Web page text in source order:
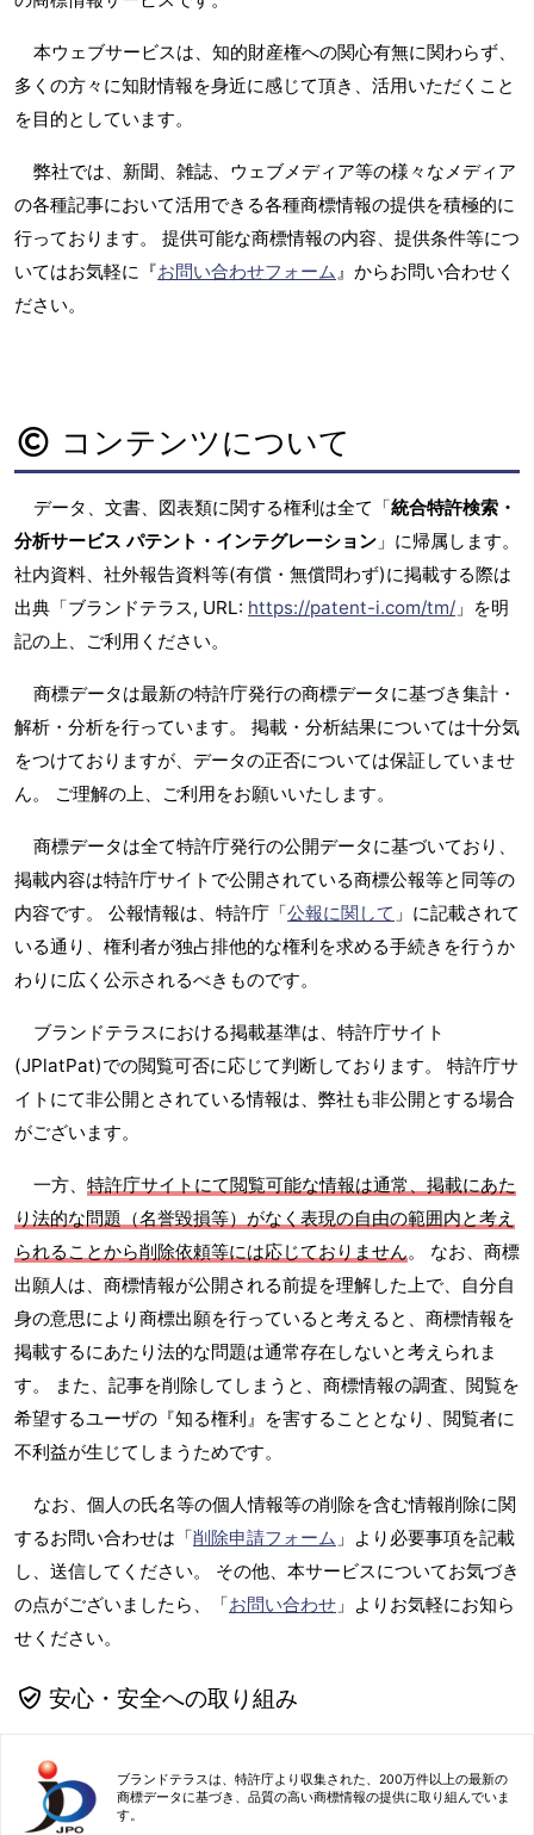
本ウェブサービスは、知的財産権への関心有無に関わらず、
多くの方々に知財情報を身近に感じて頂き、活用いただくこと
を目的としています。
弊社では、新聞、雑誌、ウェブメディア等の様々なメディア
の各種記事において活用できる各種商標情報の提供を積極的に
行っております。 提供可能な商標情報の内容、提供条件等につ
いてはお気軽に『お問い合わせフォーム』からお問い合わせく
ださい。
コンテンツについて
データ、文書、図表類に関する権利は全て「統合特許検索・
分析サービス パテント・インテグレーション 」に帰属します。
社内資料、社外報告資料等(有償・無償問わず)に掲載する際は
出典「ブランドテラス, URL: https://patent-i.com/tm/ 」を明
記の上、ご利用ください。
商標データは最新の特許庁発行の商標データに基づき集計・
解析・分析を行っています。 掲載・分析結果については十分気
をつけておりますが、データの正否については保証していませ
ん。 ご理解の上、ご利用をお願いいたします。
商標データは全て特許庁発行の公開データに基づいており、
掲載内容は特許庁サイトで公開されている商標公報等と同等の
内容です。 公報情報は、特許庁「公報に関して 」に記載されて
いる通り、権利者が独占排他的な権利を求める手続きを行うか
わりに広く公示されるべきものです。
ブランドテラスにおける掲載基準は、特許庁サイト
(JPlatPat)での閲覧可否に応じて判断しております。 特許庁サ
イトにて非公開とされている情報は、弊社も非公開とする場合
がございます。
一方、 特許庁サイトにて閲覧可能な情報は通常、掲載にあた
り法的な問題（名誉毀損等）がなく表現の自由の範囲内と考え
られることから削除依頼等には応じておりません。 なお、商標
出願人は、商標情報が公開される前提を理解した上で、自分自
身の意思により商標出願を行っていると考えると、商標情報を
掲載するにあたり法的な問題は通常存在しないと考えられま
す。 また、記事を削除してしまうと、商標情報の調査、閲覧を
希望するユーザの『知る権利』を害することとなり、閲覧者に
不利益が生じてしまうためです。
なお、個人の氏名等の個人情報等の削除を含む情報削除に関
するお問い合わせは「削除申請フォーム 」より必要事項を記載
し、送信してください。 その他、本サービスについてお気づき
の点がございましたら、「お問い合わせ 」よりお気軽にお知ら
せください。
安心・安全への取り組み
ブランドテラスは、特許庁より収集された、200万件以上の最新の
商標データに基づき、品質の高い商標情報の提供に取り組んでいま
す。